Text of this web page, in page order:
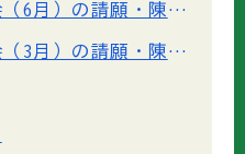
令和7年第2回定例会（6月）の請願・陳情の手続きについて
令和7年第1回定例会（3月）の請願・陳情の手続きについて